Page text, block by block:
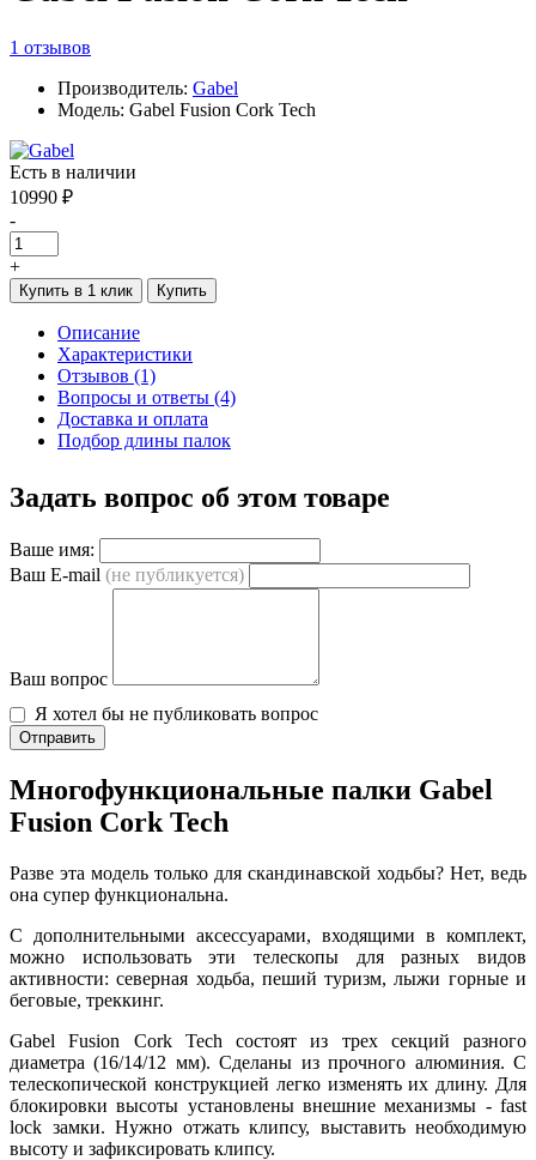
1 отзывов
Производитель: Gabel
Модель: Gabel Fusion Cork Tech
Есть в наличии
10990 ₽
-
+
Купить в 1 клик Купить
Описание
Характеристики
Отзывов (1)
Вопросы и ответы (4)
Доставка и оплата
Подбор длины палок
Задать вопрос об этом товаре
Ваше имя:
Ваш E-mail (не публикуется)
Ваш вопрос
Я хотел бы не публиковать вопрос
Отправить
Многофункциональные палки Gabel
Fusion Cork Tech
Разве эта модель только для скандинавской ходьбы? Нет, ведь
она супер функциональна.
С дополнительными аксессуарами, входящими в комплект,
можно использовать эти телескопы для разных видов
активности: северная ходьба, пеший туризм, лыжи горные и
беговые, треккинг.
Gabel Fusion Cork Tech состоят из трех секций разного
диаметра (16/14/12 мм). Сделаны из прочного алюминия. С
телескопической конструкцией легко изменять их длину. Для
блокировки высоты установлены внешние механизмы - fast
lock замки. Нужно отжать клипсу, выставить необходимую
высоту и зафиксировать клипсу.